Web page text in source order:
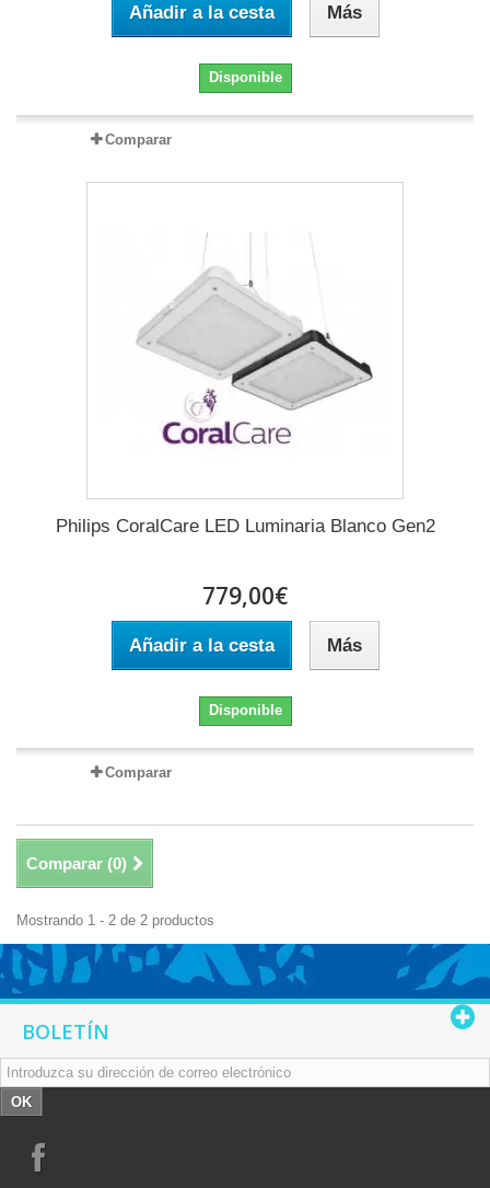
Añadir a la cesta Más
Disponible
Comparar
Philips CoralCare LED Luminaria Blanco Gen2
779,00€
Añadir a la cesta Más
Disponible
Comparar
Comparar (0)
Mostrando 1 - 2 de 2 productos
BOLETÍN
OK